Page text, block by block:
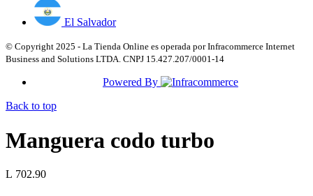
El Salvador
© Copyright 2025 - La Tienda Online es operada por Infracommerce Internet
Business and Solutions LTDA. CNPJ 15.427.207/0001-14
Powered By
Back to top
Manguera codo turbo
L 702.90